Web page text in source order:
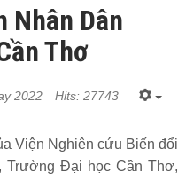
Nhân Dân
Thơ
2022 Hits: 27743
Viện Nghiên cứu Biến đổi
Trường Đại học Cần Thơ,